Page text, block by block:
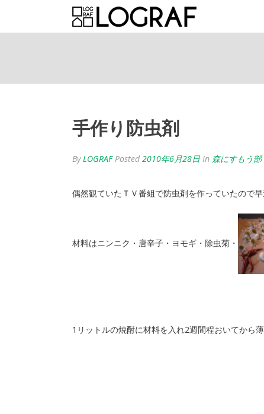
手作り防虫剤
ByLOGRAF Posted 2010年6月28日 In 森にすもう部
偶然観ていたＴＶ番組で防虫剤を作っていたので早
材料はニンニク・唐辛子・ヨモギ・除虫菊・
1リットルの焼酎に材料を入れ2週間程おいてから薄